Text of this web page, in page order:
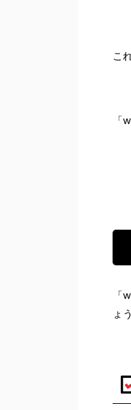
こ
「
ょ